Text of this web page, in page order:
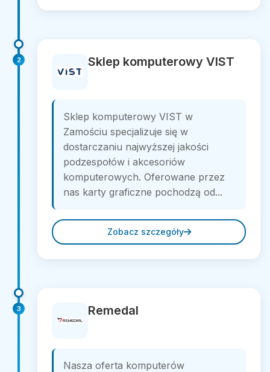
2 Sklep komputerowy VIST
Sklep komputerowy VIST w
Zamościu specjalizuje się w
dostarczaniu najwyższej jakości
podzespołów i akcesoriów
komputerowych. Oferowane przez
nas karty graficzne pochodzą od...
Zobacz szczegóły
3 Remedal
Nasza oferta komputerów